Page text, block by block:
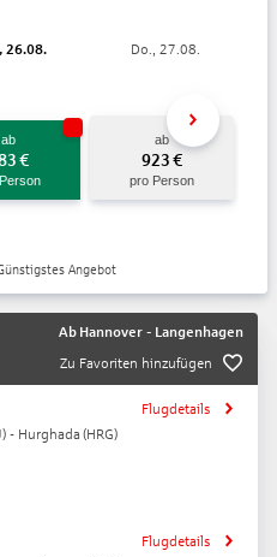
26.08.
ab
€
Do., 27.08.
ab
923 €
pro Person
Angebot
Ab Hannover - Langenhagen
Zu Favoriten hinzufügen
) - Hurghada (HRG)
Flugdetails
Flugdetails